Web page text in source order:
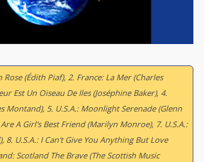
Rose (Édith Piaf), 2. France: La Mer (Charles
Est Un Oiseau De Iles (Joséphine Baker), 4.
Montand), 5. U.S.A.: Moonlight Serenade (Glenn
A Girl's Best Friend (Marilyn Monroe), 7. U.S.A.:
8. U.S.A.: I Can't Give You Anything But Love
Scotland The Brave (The Scottish Music